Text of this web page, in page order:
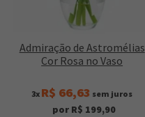
Admiração de Astromélias
Cor Rosa no Vaso
3x R$ 66,63 sem juros
por R$ 199,90